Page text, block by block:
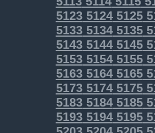
512351245125
513351345135
514351445145
515351545155
516351645165
517351745175
518351845185
519351945195